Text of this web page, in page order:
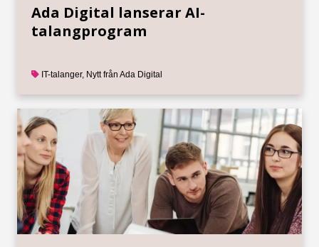
Ada Digital lanserar AI-
talangprogram
IT-talanger, Nytt från Ada Digital